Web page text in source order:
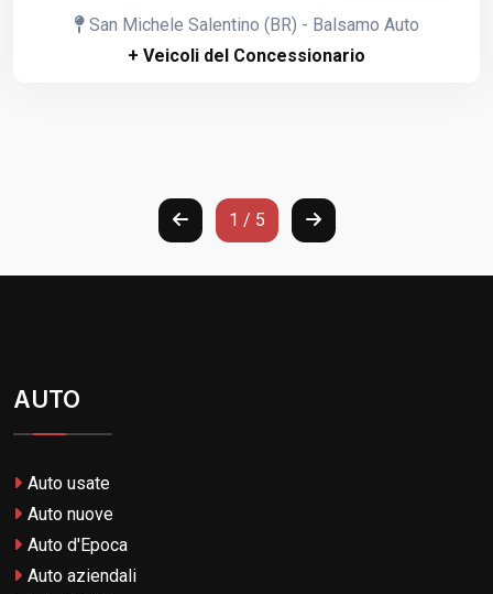
San Michele Salentino (BR) - Balsamo Auto
+ Veicoli del Concessionario
1 / 5
AUTO
Auto usate
Auto nuove
Auto d'Epoca
Auto aziendali